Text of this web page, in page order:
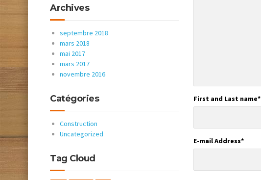
First and Last name*
E-mail Address*
Archives
septembre 2018
mars 2018
mai 2017
mars 2017
novembre 2016
Catégories
Construction
Uncategorized
Tag Cloud